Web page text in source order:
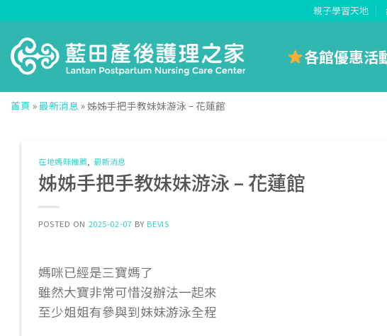
to
content
親子學習天地
各館優惠活
首頁 »最新消息 »姊姊手把手教妹妹游泳 – 花蓮館
在地媽咪推薦 最新消息
姊姊手把手教妹妹游泳 – 花蓮館
POSTED ON 2025-02-07 BY BEVIS
媽咪已經是三寶媽了
雖然大寶非常可惜沒辦法一起來
至少姐姐有參與到妹妹游泳全程